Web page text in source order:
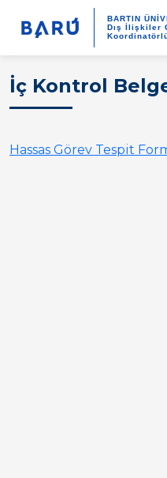
BARTIN
Dış İlişkiler
İç Kontrol
Hassas Görev Tespit